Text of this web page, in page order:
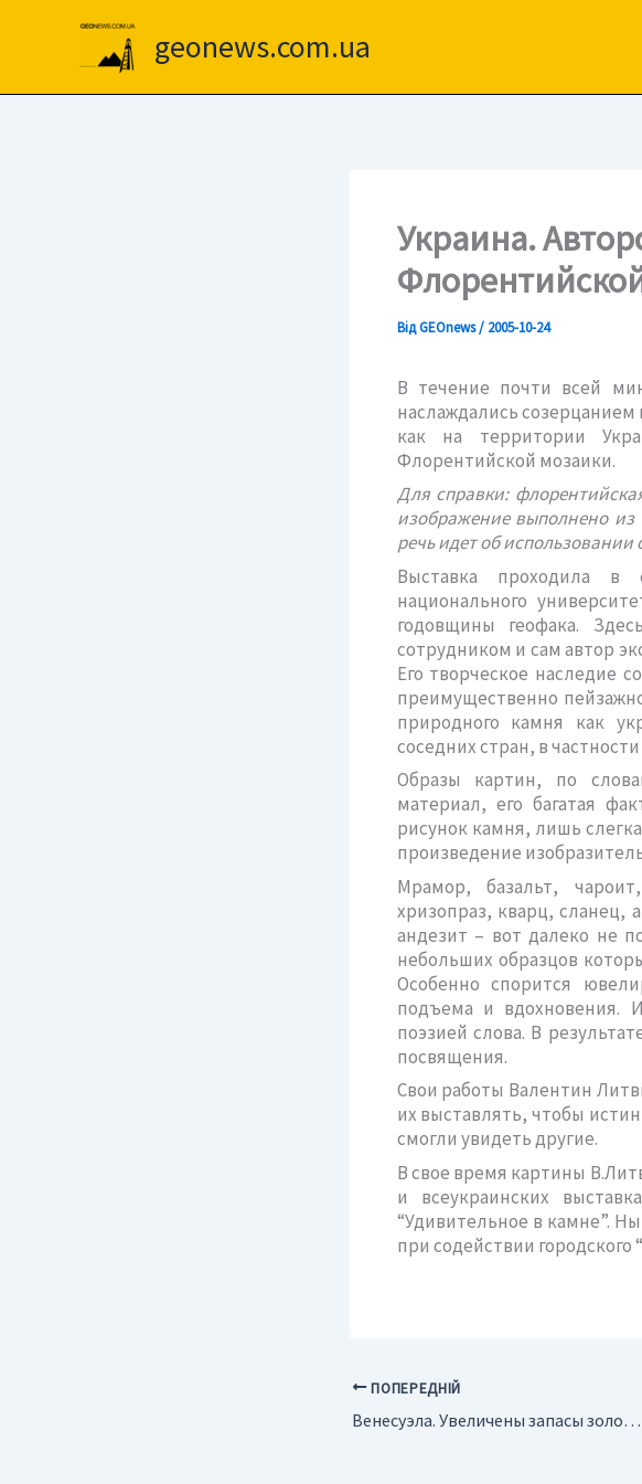
geonews.com.ua
Украина.
ВідGEOnews/ 2005-10-24
В течение почти всей
наслаждались
как на территории
Флорентийской мозаики.
Для справки:
изображение выполнено
речь идет об
Выставка проходила в
национального
годовщины геофака.
сотрудником и сам автор
Его творческое наследие
преимущественно
природного камня как
соседних стран, в
Образы картин, по
материал, его багатая
рисунок камня, лишь
произведение
Мрамор, базальт,
хризопраз, кварц,
андезит – вот далеко не
небольших образцов
Особенно спорится
подъема и вдохновения.
поэзией слова. В
посвящения.
Свои работы Валентин
их выставлять, чтобы
смогли увидеть другие.
В свое время картины
и всеукраинских
“Удивительное в камне”.
при содействии
ПОПЕРЕДНІЙ
Венесуэла. Увеличены запасы золоторудного месторождения Лас-Кристинас